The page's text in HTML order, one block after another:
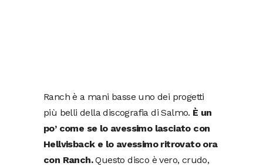
Ranch è a mani basse uno dei progetti
più belli della discografia di Salmo. È un
po’ come se lo avessimo lasciato con
Hellvisback e lo avessimo ritrovato ora
con Ranch.Questo disco è vero, crudo,